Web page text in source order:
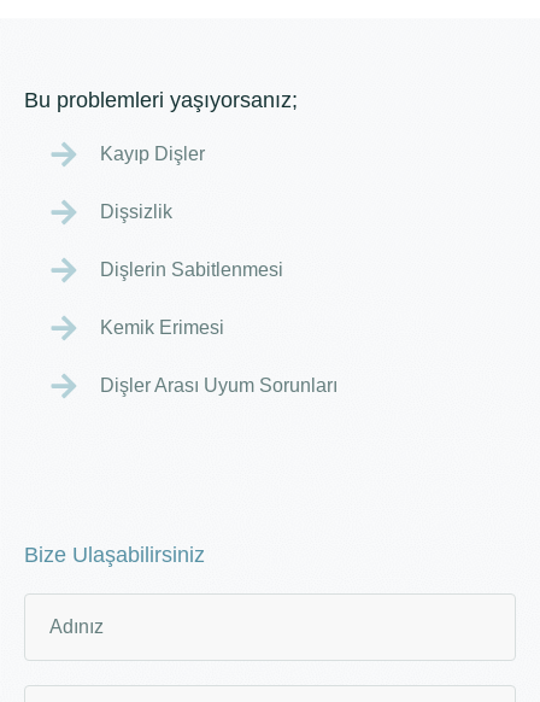
Bu problemleri yaşıyorsanız;
Kayıp Dişler
Dişsizlik
Dişlerin Sabitlenmesi
Kemik Erimesi
Dişler Arası Uyum Sorunları
Bize Ulaşabilirsiniz